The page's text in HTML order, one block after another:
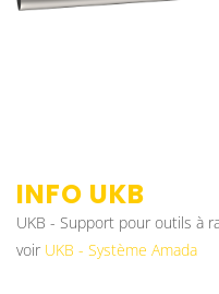
INFO UKB
UKB - Support pour outils à
voir UKB - Système Amada